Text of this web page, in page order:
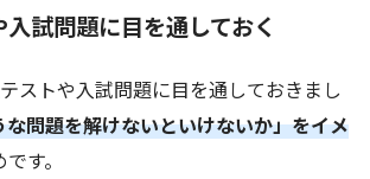
試問題に目を通しておく
ストや入試問題に目を通しておきまし
な問題を解けないといけないか」をイメ
す。